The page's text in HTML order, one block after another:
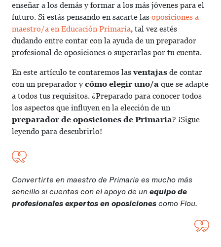
enseñar a los demás y formar a los más jóvenes para el
futuro. Si estás pensando en sacarte las oposiciones a
maestro/a en Educación Primaria, tal vez estés
dudando entre contar con la ayuda de un preparador
profesional de oposiciones o superarlas por tu cuenta.
En este artículo te contaremos lasventajas de contar
con un preparador y cómo elegir uno/a que se adapte
a todos tus requisitos. ¿Preparado para conocer todos
los aspectos que influyen en la elección de un
preparador de oposiciones de Primaria? ¡Sigue
leyendo para descubrirlo!
Convertirte en maestro de Primaria es mucho más
sencillo si cuentas con el apoyo de un equipo de
profesionales expertos en oposiciones como Flou.